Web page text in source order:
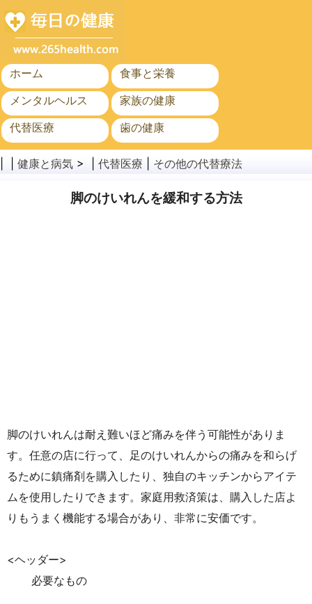
ホーム
食事と栄養
メンタルヘルス
家族の健康
代替医療
歯の健康
がん
公衆衛生と安全
健康と病気 > | 代替医療 その他の代替療法
脚のけいれんを緩和する方法
脚のけいれんは耐え難いほど痛みを伴う可能性がありま
す。任意の店に行って、足のけいれんからの痛みを和らげ
るために鎮痛剤を購入したり、独自のキッチンからアイテ
ムを使用したりできます。家庭用救済策は、購入した店よ
りもうまく機能する場合があり、非常に安価です。
<ヘッダー>
必要なもの